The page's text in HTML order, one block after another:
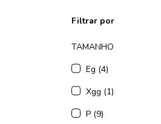
Filtrar por
TAMANHO
Eg (4)
Xgg (1)
P (9)